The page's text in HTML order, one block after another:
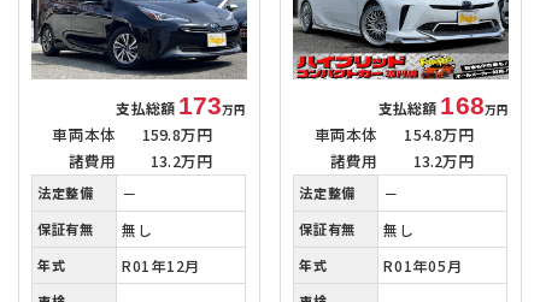
支払総額 173万円
車両本体
159.8万円
諸費用
13.2万円
法定整備 －
保証有無 無し
年式 R01年12月
支払総額 168万円
車両本体
154.8万円
諸費用
13.2万円
法定整備 －
保証有無 無し
年式 R01年05月